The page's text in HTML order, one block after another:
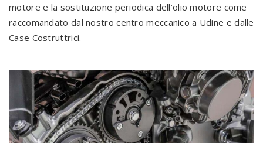
motore e la sostituzione periodica dell’olio motore come
raccomandato dal nostro centro meccanico a Udine e dalle
Case Costruttrici.